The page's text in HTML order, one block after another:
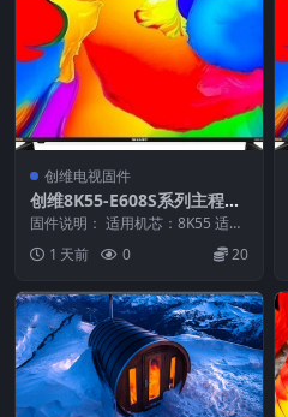
创维电视固件
创维8K55-E608S系列主程序
20130615_U盘刷机固件
固件说明： 适用机芯：8K55 适用
机型：E608S 固件大小：457 M
刷机...1 天前 0 20